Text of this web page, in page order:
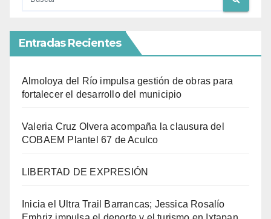
Entradas Recientes
Almoloya del Río impulsa gestión de obras para
fortalecer el desarrollo del municipio
Valeria Cruz Olvera acompaña la clausura del
COBAEM Plantel 67 de Aculco
LIBERTAD DE EXPRESIÓN
Inicia el Ultra Trail Barrancas; Jessica Rosalío